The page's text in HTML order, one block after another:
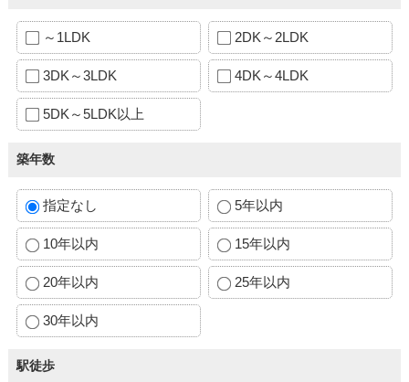
～1LDK 2DK～2LDK
3DK～3LDK 4DK～4LDK
5DK～5LDK以上
築年数
指定なし 5年以内
10年以内 15年以内
20年以内 25年以内
30年以内
駅徒歩